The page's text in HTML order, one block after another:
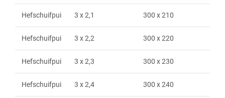
Hefschuifpui 3 x 2,1 300 x 210
Hefschuifpui 3 x 2,2 300 x 220
Hefschuifpui 3 x 2,3 300 x 230
Hefschuifpui 3 x 2,4 300 x 240